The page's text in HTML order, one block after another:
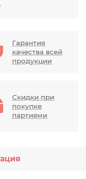
Гарантия
качества всей
продукции
Скидки при
покупке
партиями